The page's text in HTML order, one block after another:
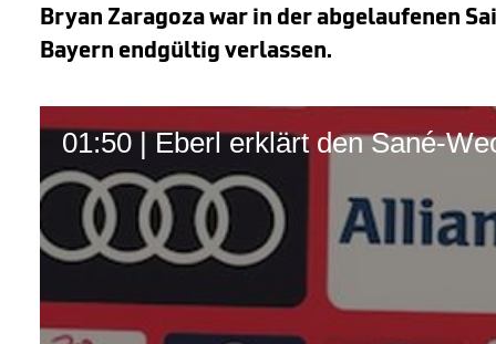
Bryan Zaragoza war in der abgelaufenen
Bayern endgültig verlassen.
01:50 | Eberl erklärt den Sané-